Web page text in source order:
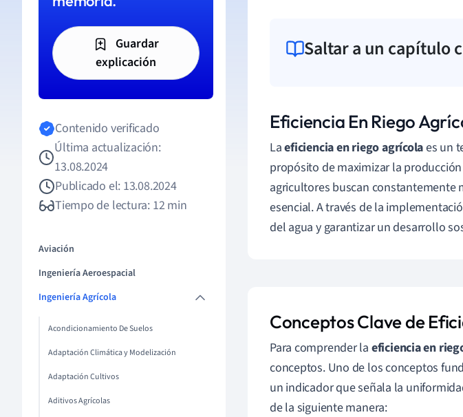
Guardar
explicación
Contenido verificado
Última actualización:
13.08.2024
Publicado el: 13.08.2024
Tiempo de lectura: 12 min
Aviación
Ingeniería Aeroespacial
Ingeniería Agrícola
Acondicionamiento De Suelos
Adaptación Climática y Modelización
Adaptación Cultivos
Aditivos Agrícolas
Saltar a un capítulo
Eficiencia En Riego
Laeficiencia en riego agrícolaes un
propósito de maximizar la
agricultores buscan constantemente
esencial. A través de la
del agua y garantizar un desarrollo
Conceptos Clave de
Para comprender la eficiencia en
conceptos. Uno de los conceptos
un indicador que señala la
de la siguiente manera: